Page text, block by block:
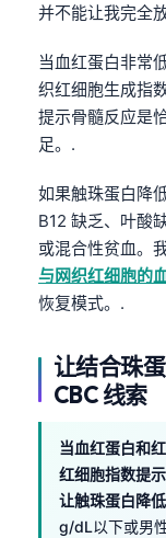
并不能让我完全
当血红蛋白非常
织红细胞生成指
提示骨髓反应是
足。.
如果触珠蛋白降
B12 缺乏、叶酸
或混合性贫血。
与网织红细胞的
恢复模式。.
让结合珠
CBC 线索
当血红蛋白和
红细胞指数提
让触珠蛋白降
g/dL以下或男